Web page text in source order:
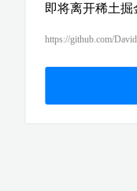
即将离开稀土
https://github.com/